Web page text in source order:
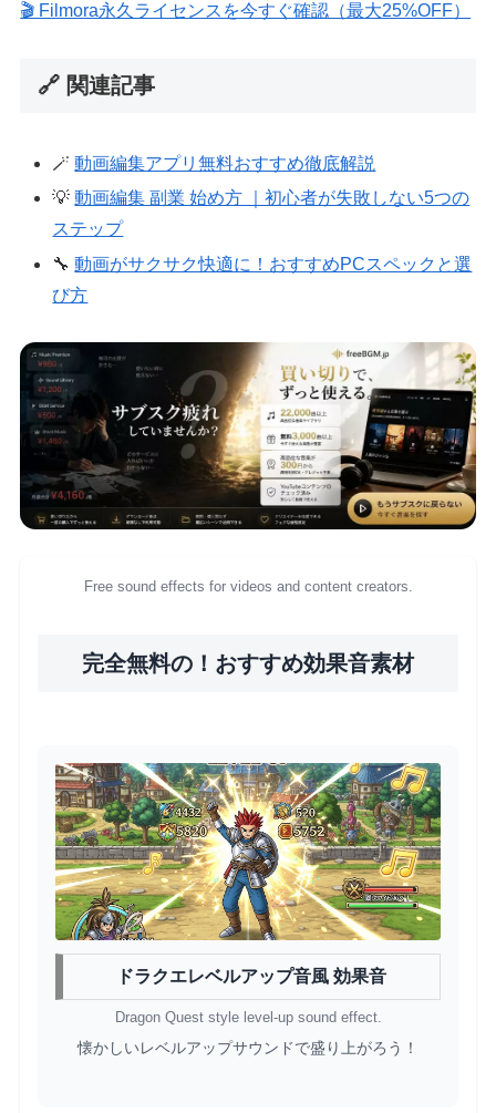
🎬 Filmora永久ライセンスを今すぐ確認（最大25%OFF）
🔗 関連記事
🪄動画編集アプリ無料おすすめ徹底解説
💡動画編集 副業 始め方 ｜初心者が失敗しない5つの
ステップ
🔧動画がサクサク快適に！おすすめPCスペックと選
び方
Free sound effects for videos and content creators.
完全無料の！おすすめ効果音素材
ドラクエレベルアップ音風 効果音
Dragon Quest style level-up sound effect.
懐かしいレベルアップサウンドで盛り上がろう！